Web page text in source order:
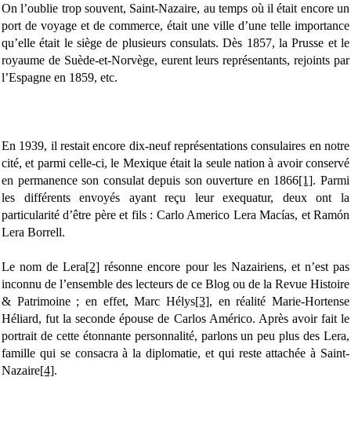
On l’oublie trop souvent, Saint-Nazaire, au temps où il était encore un
port de voyage et de commerce, était une ville d’une telle importance
qu’elle était le siège de plusieurs consulats. Dès 1857, la Prusse et le
royaume de Suède-et-Norvège, eurent leurs représentants, rejoints par
l’Espagne en 1859, etc.
En 1939, il restait encore dix-neuf représentations consulaires en notre
cité, et parmi celle-ci, le Mexique était la seule nation à avoir conservé
en permanence son consulat depuis son ouverture en 1866[1]. Parmi
les différents envoyés ayant reçu leur exequatur, deux ont la
particularité d’être père et fils : Carlo Americo Lera Macías, et Ramón
Lera Borrell.
Le nom de Lera[2] résonne encore pour les Nazairiens, et n’est pas
inconnu de l’ensemble des lecteurs de ce Blog ou de la Revue Histoire
& Patrimoine ; en effet, Marc Hélys[3], en réalité Marie-Hortense
Héliard, fut la seconde épouse de Carlos Américo. Après avoir fait le
portrait de cette étonnante personnalité, parlons un peu plus des Lera,
famille qui se consacra à la diplomatie, et qui reste attachée à Saint-
Nazaire[4].